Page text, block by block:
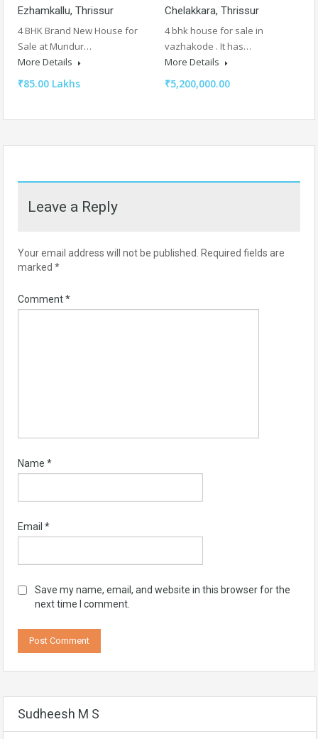
Ezhamkallu, Thrissur
4 BHK Brand New House for
Sale at Mundur…
More Details
₹85.00 Lakhs
Chelakkara, Thrissur
4 bhk house for sale in
vazhakode . It has…
More Details
₹5,200,000.00
Leave a Reply
Your email address will not be published. Required fields are
marked *
Comment*
Name *
Email *
Save my name, email, and website in this browser for the
next time I comment.
Sudheesh M S